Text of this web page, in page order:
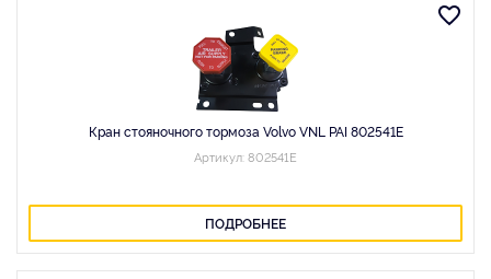
Кран стояночного тормоза Volvo VNL PAI 802541E
Артикул: 802541E
ПОДРОБНЕЕ